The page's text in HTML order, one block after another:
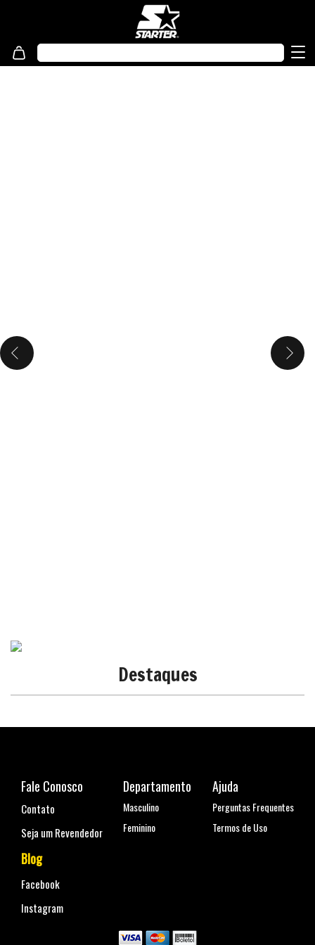
Destaques
Fale Conosco
Contato
Seja um Revendedor
Blog
Facebook
Instagram
Departamento
Masculino
Feminino
Ajuda
Perguntas Frequentes
Termos de Uso